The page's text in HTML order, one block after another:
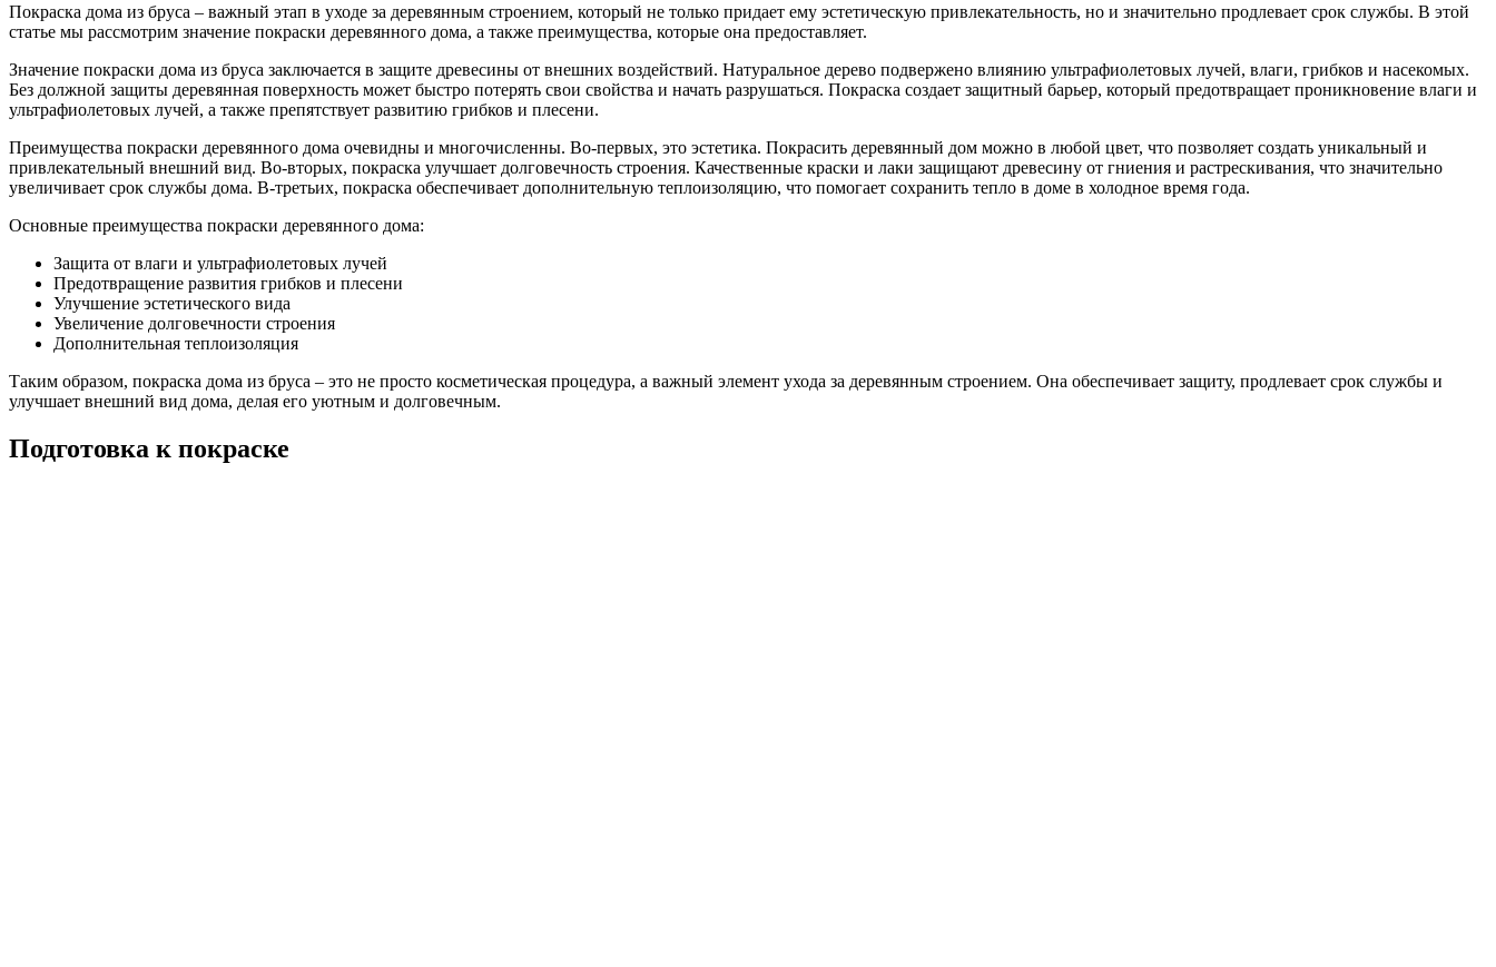
Покраска дома из бруса – важный этап в уходе за деревянным строением, который не только придает ему эстетическую привлекательность, но и значительно продлевает срок службы. В этой
статье мы рассмотрим значение покраски деревянного дома, а также преимущества, которые она предоставляет.
Значение покраски дома из бруса заключается в защите древесины от внешних воздействий. Натуральное дерево подвержено влиянию ультрафиолетовых лучей, влаги, грибков и насекомых.
Без должной защиты деревянная поверхность может быстро потерять свои свойства и начать разрушаться. Покраска создает защитный барьер, который предотвращает проникновение влаги и
ультрафиолетовых лучей, а также препятствует развитию грибков и плесени.
Преимущества покраски деревянного дома очевидны и многочисленны. Во-первых, это эстетика. Покрасить деревянный дом можно в любой цвет, что позволяет создать уникальный и
привлекательный внешний вид. Во-вторых, покраска улучшает долговечность строения. Качественные краски и лаки защищают древесину от гниения и растрескивания, что значительно
увеличивает срок службы дома. В-третьих, покраска обеспечивает дополнительную теплоизоляцию, что помогает сохранить тепло в доме в холодное время года.
Основные преимущества покраски деревянного дома:
Защита от влаги и ультрафиолетовых лучей
Предотвращение развития грибков и плесени
Улучшение эстетического вида
Увеличение долговечности строения
Дополнительная теплоизоляция
Таким образом, покраска дома из бруса – это не просто косметическая процедура, а важный элемент ухода за деревянным строением. Она обеспечивает защиту, продлевает срок службы и
улучшает внешний вид дома, делая его уютным и долговечным.
Подготовка к покраске